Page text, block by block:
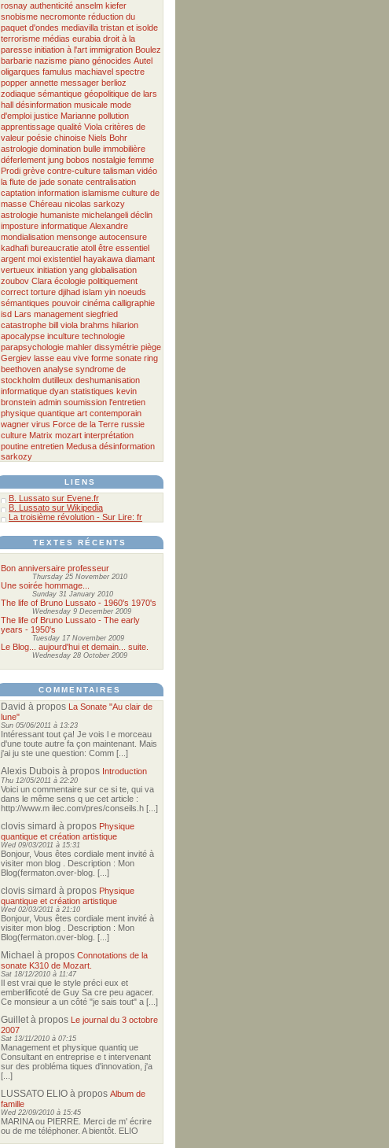
rosnay authenticité anselm kiefer
snobisme necromonte réduction du
paquet d'ondes mediavilla tristan et isolde
terrorisme médias eurabia droit à la
paresse initiation à l'art immigration Boulez
barbarie nazisme piano génocides Autel
oligarques famulus machiavel spectre
popper annette messager berlioz
zodiaque sémantique géopolitique de lars
hall désinformation musicale mode
d'emploi justice Marianne pollution
apprentissage qualité Viola critères de
valeur poésie chinoise Niels Bohr
astrologie domination bulle immobilière
déferlement jung bobos nostalgie femme
Prodi grève contre-culture talisman vidéo
la flute de jade sonate centralisation
captation information islamisme culture de
masse Chéreau nicolas sarkozy
astrologie humaniste michelangeli déclin
imposture informatique Alexandre
mondialisation mensonge autocensure
kadhafi bureaucratie atoll être essentiel
argent moi existentiel hayakawa diamant
vertueux initiation yang globalisation
zoubov Clara écologie politiquement
correct torture djihad islam yin noeuds
sémantiques pouvoir cinéma calligraphie
isd Lars management siegfried
catastrophe bill viola brahms hilarion
apocalypse inculture technologie
parapsychologie mahler dissymétrie piège
Gergiev lasse eau vive forme sonate ring
beethoven analyse syndrome de
stockholm dutilleux deshumanisation
informatique dyan statistiques kevin
bronstein admin soumission l'entretien
physique quantique art contemporain
wagner virus Force de la Terre russie
culture Matrix mozart interprétation
poutine entretien Medusa désinformation
sarkozy
LIENS
B. Lussato sur Evene.fr
B. Lussato sur Wikipedia
La troisième révolution - Sur Lire: fr
TEXTES RÉCENTS
Bon anniversaire professeur
Thursday 25 November 2010
Une soirée hommage...
Sunday 31 January 2010
The life of Bruno Lussato - 1960's 1970's
Wednesday 9 December 2009
The life of Bruno Lussato - The early
years - 1950's
Tuesday 17 November 2009
Le Blog... aujourd'hui et demain... suite.
Wednesday 28 October 2009
COMMENTAIRES
David à propos La Sonate "Au clair de
lune"
Sun 05/06/2011 à 13:23
Intéressant tout ça! Je vois l e morceau
d'une toute autre fa çon maintenant. Mais
j'ai ju ste une question: Comm [...]
Alexis Dubois à propos Introduction
Thu 12/05/2011 à 22:20
Voici un commentaire sur ce si te, qui va
dans le même sens q ue cet article :
http://www.m ilec.com/pres/conseils.h [...]
clovis simard à propos Physique
quantique et création artistique
Wed 09/03/2011 à 15:31
Bonjour, Vous êtes cordiale ment invité à
visiter mon blog . Description : Mon
Blog(fermaton.over-blog. [...]
clovis simard à propos Physique
quantique et création artistique
Wed 02/03/2011 à 21:10
Bonjour, Vous êtes cordiale ment invité à
visiter mon blog . Description : Mon
Blog(fermaton.over-blog. [...]
Michael à propos Connotations de la
sonate K310 de Mozart.
Sat 18/12/2010 à 11:47
Il est vrai que le style préci eux et
emberlificoté de Guy Sa cre peu agacer.
Ce monsieur a un côté "je sais tout" a [...]
Guilletà propos Le journal du 3 octobre
2007
Sat 13/11/2010 à 07:15
Management et physique quantiq ue
Consultant en entreprise e t intervenant
sur des probléma tiques d'innovation, j'a
[...]
LUSSATO ELIO à propos Album de
famille
Wed 22/09/2010 à 15:45
MARINA ou PIERRE. Merci de m' écrire
ou de me téléphoner. A bientôt. ELIO